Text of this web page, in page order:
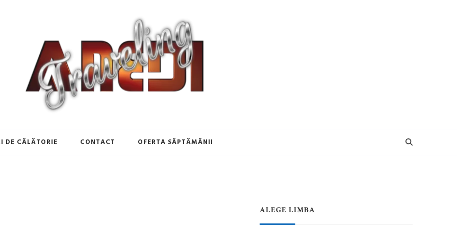
DE CĂLĂTORIE CONTACT OFERTA SĂPTĂMÂNII
ALEGE LIMBA